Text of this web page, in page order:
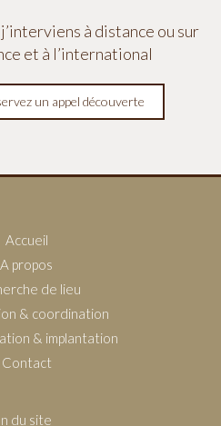
à distance ou sur
et à l’international
un appel découverte
Accueil
A propos
de lieu
& coordination
& implantation
Contact
du site